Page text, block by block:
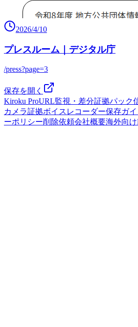
2026/4/10
プレスルーム｜デジタル庁
/press?page=3
保存を開く
Kiroku ProURL監視・差分証拠パック
カメラ証拠ボイスレコーダー保存ガイ
ーポリシー削除依頼会社概要海外向